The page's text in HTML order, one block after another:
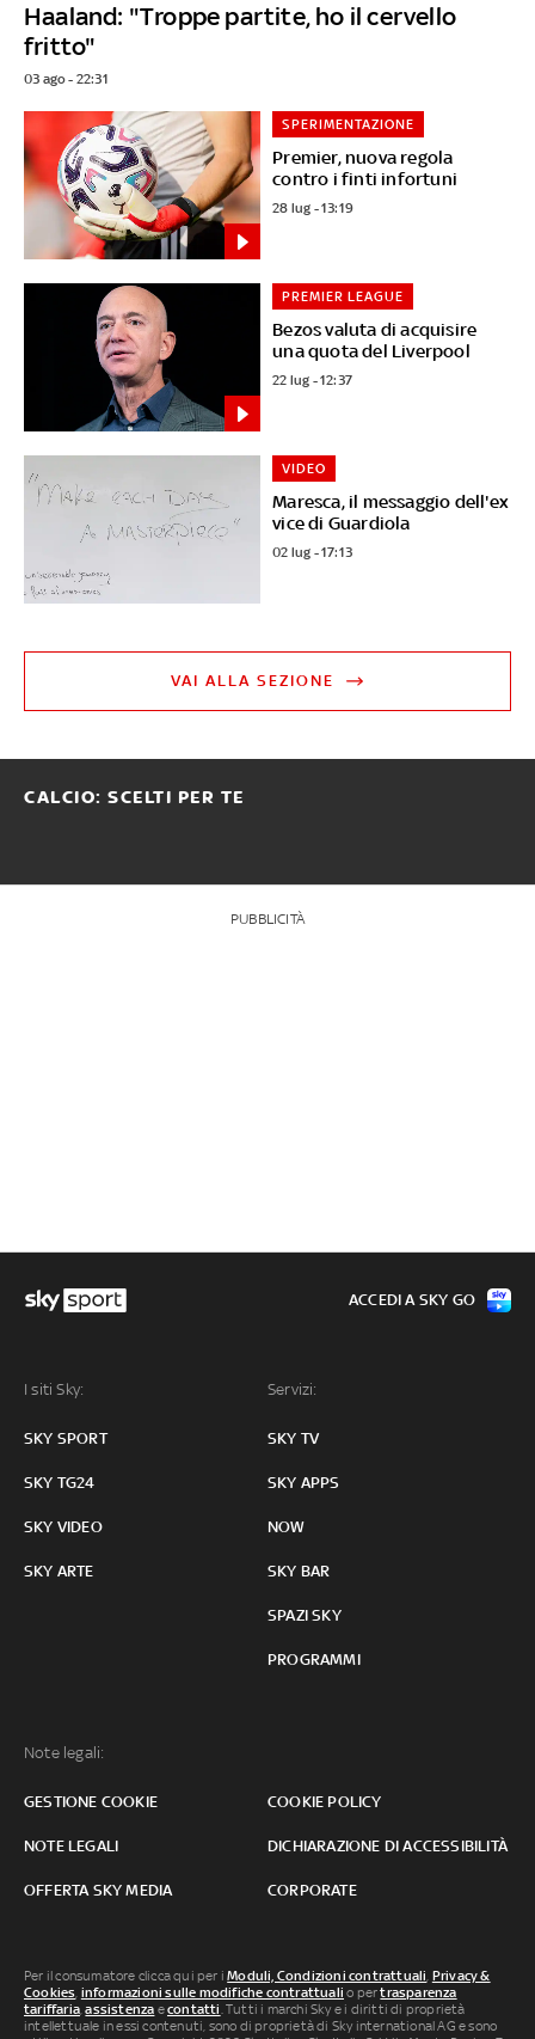
Haaland: "Troppe partite, ho il cervello
fritto"
03 ago - 22:31
Premier, nuova regola
contro i finti infortuni
SPERIMENTAZIONE
28 lug - 13:19
Bezos valuta di acquisire
una quota del Liverpool
PREMIER LEAGUE
22 lug - 12:37
Maresca, il messaggio dell'ex
vice di Guardiola
VIDEO
02 lug - 17:13
VAI ALLA SEZIONE
CALCIO: SCELTI PER TE
PUBBLICITÀ
I siti Sky:
SKY SPORT
SKY TG24
SKY VIDEO
SKY ARTE
Servizi:
SKY TV
SKY APPS
NOW
SKY BAR
SPAZI SKY
PROGRAMMI
Note legali:
GESTIONE COOKIE COOKIE POLICY
NOTE LEGALI DICHIARAZIONE DI ACCESSIBILITÀ
OFFERTA SKY MEDIA CORPORATE
ACCEDI A SKY GO
Per il consumatore clicca qui per iModuli, Condizioni contrattuali, Privacy &
Cookies, informazioni sulle modifiche contrattuali o pertrasparenza
tariffaria,assistenza econtatti. Tutti i marchi Sky e i diritti di proprietà
intellettuale in essi contenuti, sono di proprietà di Sky international AG e sono